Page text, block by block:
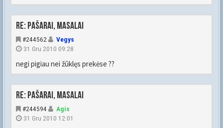
Re: Pašarai, masalai
#244562
Vegys
31 Gru 2010 09:28
negi pigiau nei žūklęs prekėse ??
Re: Pašarai, masalai
#244594
Agis
31 Gru 2010 12:01